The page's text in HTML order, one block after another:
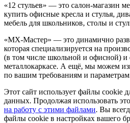
«12 стульев» — это салон-магазин
купить офисные кресла и стулья,
мебель для школьников, столы и
«МХ-Мастер» — это динамично
которая специализируется на
(в том числе школьной и офисной) и
металлокаркасе. А ещё, мы можем
по вашим требованиям и
Этот сайт использует файлы cookie
данных. Продолжая использовать
на работу с этими файлами. Вы
файлы cookie в настройках вашего